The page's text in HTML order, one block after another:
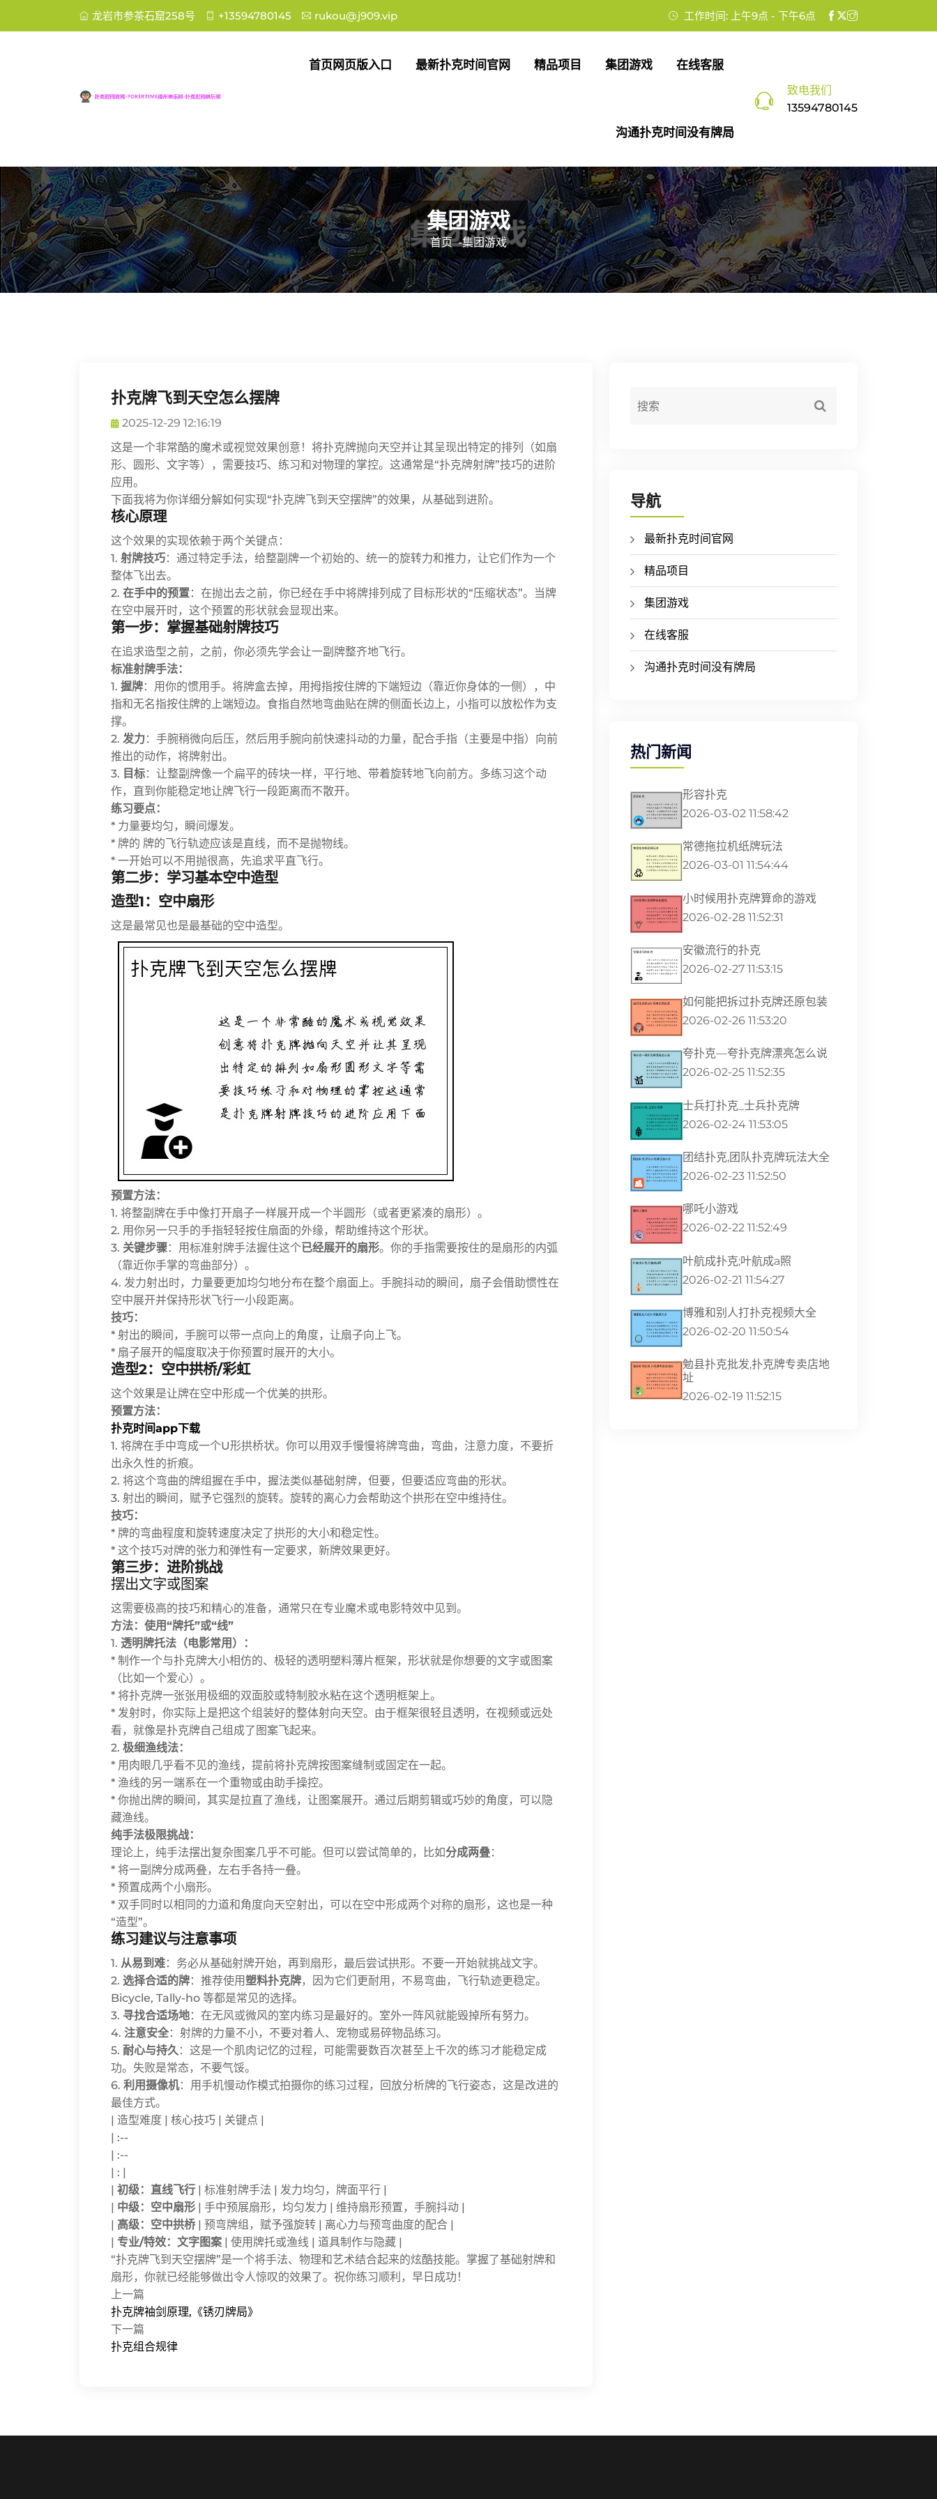
龙岩市参茶石窟258号 +13594780145 rukou@j909.vip 工作时间: 上午9点 - 下午6点
首页网页版入口 最新扑克时间官网 精品项目 集团游戏 在线客服
沟通扑克时间没有牌局
致电我们
13594780145
集团游戏
首页 -集团游戏
扑克牌飞到天空怎么摆牌
2025-12-29 12:16:19
这是一个非常酷的魔术或视觉效果创意！将扑克牌抛向天空并让其呈现出特定的排列（如扇
形、圆形、文字等），需要技巧、练习和对物理的掌控。这通常是“扑克牌射牌”技巧的进阶
应用。
下面我将为你详细分解如何实现“扑克牌飞到天空摆牌”的效果，从基础到进阶。
核心原理
这个效果的实现依赖于两个关键点：
1. 射牌技巧：通过特定手法，给整副牌一个初始的、统一的旋转力和推力，让它们作为一个
整体飞出去。
2. 在手中的预置：在抛出去之前，你已经在手中将牌排列成了目标形状的“压缩状态”。当牌
在空中展开时，这个预置的形状就会显现出来。
第一步：掌握基础射牌技巧
在追求造型之前，之前，你必须先学会让一副牌整齐地飞行。
标准射牌手法：
1. 握牌：用你的惯用手。将牌盒去掉，用拇指按住牌的下端短边（靠近你身体的一侧），中
指和无名指按住牌的上端短边。食指自然地弯曲贴在牌的侧面长边上，小指可以放松作为支
撑。
2. 发力 ：手腕稍微向后压，然后用手腕向前快速抖动的力量，配合手指（主要是中指）向前
推出的动作，将牌射出。
3. 目标：让整副牌像一个扁平的砖块一样，平行地、带着旋转地飞向前方。多练习这个动
作，直到你能稳定地让牌飞行一段距离而不散开。
练习要点：
* 力量要均匀，瞬间爆发。
* 牌的 牌的飞行轨迹应该是直线，而不是抛物线。
* 一开始可以不用抛很高，先追求平直飞行。
第二步：学习基本空中造型
造型1：空中扇形
这是最常见也是最基础的空中造型。
预置方法：
1. 将整副牌在手中像打开扇子一样展开成一个半圆形（或者更紧凑的扇形）。
2. 用你另一只手的手指轻轻按住扇面的外缘，帮助维持这个形状。
3. 关键步骤：用标准射牌手法握住这个已经展开的扇形。你的手指需要按住的是扇形的内弧
（靠近你手掌的弯曲部分）。
4. 发力射出时，力量要更加均匀地分布在整个扇面上。手腕抖动的瞬间，扇子会借助惯性在
空中展开并保持形状飞行一小段距离。
技巧：
* 射出的瞬间，手腕可以带一点向上的角度，让扇子向上飞。
* 扇子展开的幅度取决于你预置时展开的大小。
造型2：空中拱桥/彩虹
这个效果是让牌在空中形成一个优美的拱形。
预置方法：
扑克时间app下载
1. 将牌在手中弯成一个U形拱桥状。你可以用双手慢慢将牌弯曲，弯曲，注意力度，不要折
出永久性的折痕。
2. 将这个弯曲的牌组握在手中，握法类似基础射牌，但要，但要适应弯曲的形状。
3. 射出的瞬间，赋予它强烈的旋转。旋转的离心力会帮助这个拱形在空中维持住。
技巧：
* 牌的弯曲程度和旋转速度决定了拱形的大小和稳定性。
* 这个技巧对牌的张力和弹性有一定要求，新牌效果更好。
第三步：进阶挑战
摆出文字或图案
这需要极高的技巧和精心的准备，通常只在专业魔术或电影特效中见到。
方法：使用“牌托”或“线”
1. 透明牌托法（电影常用）：
* 制作一个与扑克牌大小相仿的、极轻的透明塑料薄片框架，形状就是你想要的文字或图案
（比如一个爱心）。
* 将扑克牌一张张用极细的双面胶或特制胶水粘在这个透明框架上。
* 发射时，你实际上是把这个组装好的整体射向天空。由于框架很轻且透明，在视频或远处
看，就像是扑克牌自己组成了图案飞起来。
2. 极细渔线法：
* 用肉眼几乎看不见的渔线，提前将扑克牌按图案缝制或固定在一起。
* 渔线的另一端系在一个重物或由助手操控。
* 你抛出牌的瞬间，其实是拉直了渔线，让图案展开。通过后期剪辑或巧妙的角度，可以隐
藏渔线。
纯手法极限挑战：
理论上，纯手法摆出复杂图案几乎不可能。但可以尝试简单的，比如分成两叠：
* 将一副牌分成两叠，左右手各持一叠。
* 预置成两个小扇形。
* 双手同时以相同的力道和角度向天空射出，可以在空中形成两个对称的扇形，这也是一种
“造型”。
练习建议与注意事项
1. 从易到难：务必从基础射牌开始，再到扇形，最后尝试拱形。不要一开始就挑战文字。
2. 选择合适的牌：推荐使用塑料扑克牌，因为它们更耐用，不易弯曲，飞行轨迹更稳定。
Bicycle, Tally-ho 等都是常见的选择。
3. 寻找合适场地：在无风或微风的室内练习是最好的。室外一阵风就能毁掉所有努力。
4. 注意安全：射牌的力量不小，不要对着人、宠物或易碎物品练习。
5. 耐心与持久：这是一个肌肉记忆的过程，可能需要数百次甚至上千次的练习才能稳定成
功。失败是常态，不要气馁。
6. 利用摄像机：用手机慢动作模式拍摄你的练习过程，回放分析牌的飞行姿态，这是改进的
最佳方式。
| 造型难度 | 核心技巧 | 关键点 |
| :--
| :--
| : |
| 初级：直线飞行 | 标准射牌手法 | 发力均匀，牌面平行 |
| 中级：空中扇形 | 手中预展扇形，均匀发力 | 维持扇形预置，手腕抖动 |
| 高级：空中拱桥 | 预弯牌组，赋予强旋转 | 离心力与预弯曲度的配合 |
| 专业/特效：文字图案 | 使用牌托或渔线 | 道具制作与隐藏 |
“扑克牌飞到天空摆牌”是一个将手法、物理和艺术结合起来的炫酷技能。掌握了基础射牌和
扇形，你就已经能够做出令人惊叹的效果了。祝你练习顺利，早日成功！
上一篇
扑克牌袖剑原理,《锈刃牌局》
下一篇
扑克组合规律
导航
最新扑克时间官网
精品项目
集团游戏
在线客服
沟通扑克时间没有牌局
热门新闻
形容扑克
2026-03-02 11:58:42
常德拖拉机纸牌玩法
2026-03-01 11:54:44
小时候用扑克牌算命的游戏
2026-02-28 11:52:31
安徽流行的扑克
2026-02-27 11:53:15
如何能把拆过扑克牌还原包装
2026-02-26 11:53:20
夸扑克—夸扑克牌漂亮怎么说
2026-02-25 11:52:35
士兵打扑克_士兵扑克牌
2026-02-24 11:53:05
团结扑克,团队扑克牌玩法大全
2026-02-23 11:52:50
哪吒小游戏
2026-02-22 11:52:49
叶航成扑克;叶航成a照
2026-02-21 11:54:27
博雅和别人打扑克视频大全
2026-02-20 11:50:54
勉县扑克批发,扑克牌专卖店地
址
2026-02-19 11:52:15